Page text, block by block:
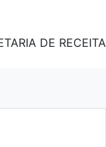
DE RECEITA